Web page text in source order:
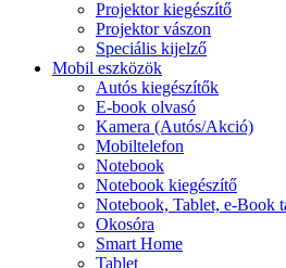
Projektor kiegészítő
Projektor vászon
Speciális kijelző
Mobil eszközök
Autós kiegészítők
E-book olvasó
Kamera (Autós/Akció)
Mobiltelefon
Notebook
Notebook kiegészítő
Notebook, Tablet, e-Book
Okosóra
Smart Home
Tablet